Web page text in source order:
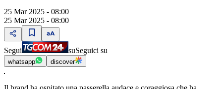
25 Mar 2025 - 08:00
25 Mar 2025 - 08:00
Segui suSeguici su
whatsapp discover